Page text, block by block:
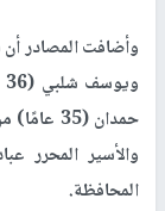
المحافظة.